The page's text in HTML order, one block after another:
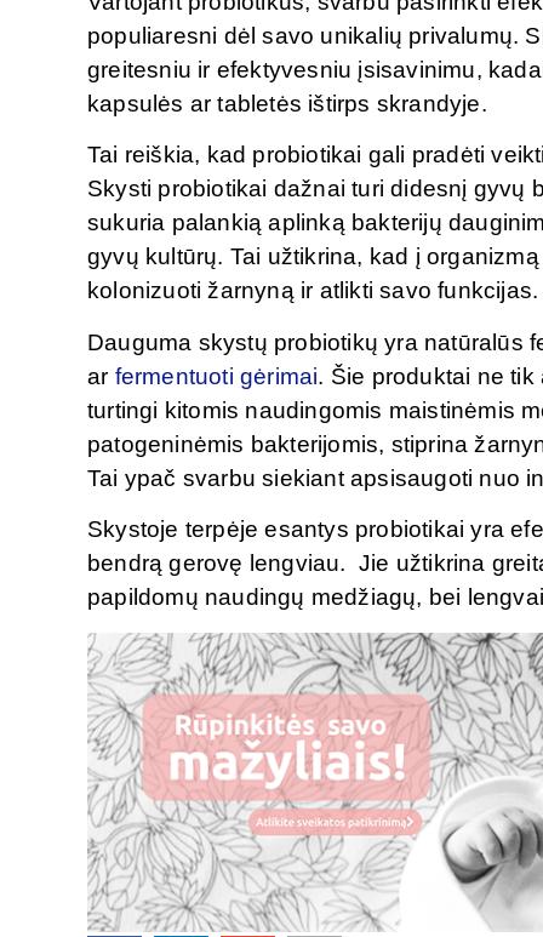
populiaresni dėl savo unikalių privalumų.
greitesniu ir efektyvesniu įsisavinimu,
kapsulės ar tabletės ištirps skrandyje.
Tai reiškia, kad probiotikai gali pradėti
Skysti probiotikai dažnai turi didesnį gyvų
sukuria palankią aplinką bakterijų
gyvų kultūrų. Tai užtikrina, kad į
kolonizuoti žarnyną ir atlikti savo funkcijas.
Dauguma skystų probiotikų yra natūralūs
ar fermentuoti gėrimai. Šie produktai ne
turtingi kitomis naudingomis maistinėmis
patogeninėmis bakterijomis, stiprina
Tai ypač svarbu siekiant apsisaugoti nuo
Skystoje terpėje esantys probiotikai yra
bendrą gerovę lengviau. Jie užtikrina
papildomų naudingų medžiagų, bei